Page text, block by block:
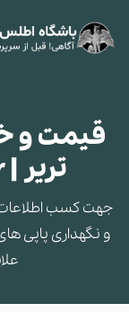
قیمت و
تریر | Sealyham Terrier
جهت کسب
و نگهداری پاپی